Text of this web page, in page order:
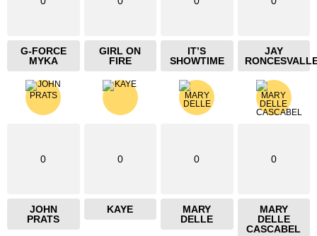
G-FORCE
MYKA
GIRL ON
FIRE
IT’S
SHOWTIME
JAY
0
JOHN
PRATS
0
KAYE
0
MARY
DELLE
0
MARY
DELLE
CASCABEL